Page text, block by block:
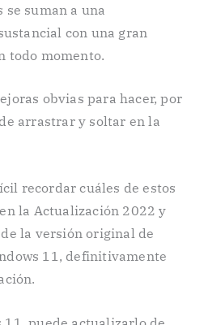
suman a una
con una gran
todo momento.
obvias para hacer, por
arrastrar y soltar en la
recordar cuáles de estos
la Actualización 2022 y
la versión original de
11, definitivamente